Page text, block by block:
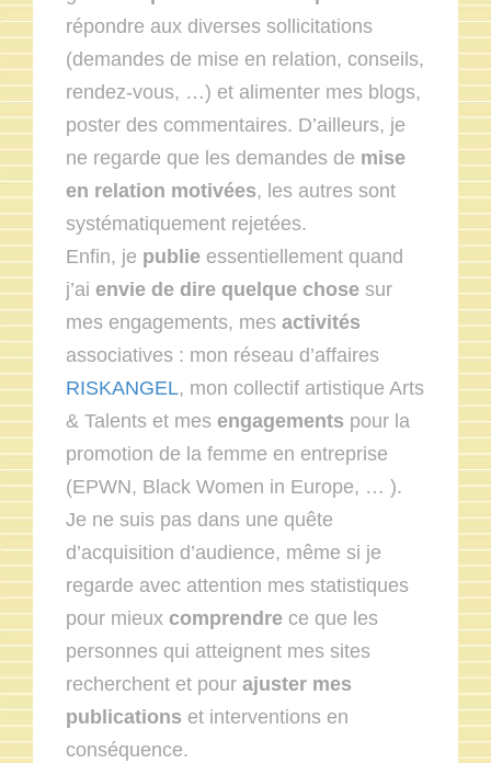
répondre aux diverses sollicitations
(demandes de mise en relation, conseils,
rendez-vous, …) et alimenter mes blogs,
poster des commentaires. D’ailleurs, je
ne regarde que les demandes de mise
en relation motivées, les autres sont
systématiquement rejetées.
Enfin, je publie essentiellement quand
j’ai envie de dire quelque chose sur
mes engagements, mes activités
associatives : mon réseau d’affaires
RISKANGEL, mon collectif artistique Arts
& Talents et mes engagements pour la
promotion de la femme en entreprise
(EPWN, Black Women in Europe, … ).
Je ne suis pas dans une quête
d’acquisition d’audience, même si je
regarde avec attention mes statistiques
pour mieux comprendre ce que les
personnes qui atteignent mes sites
recherchent et pour ajuster mes
publications et interventions en
conséquence.